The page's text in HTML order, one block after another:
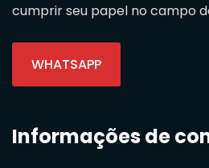
cumprir seu papel no campo
WHATSAPP
Informações de